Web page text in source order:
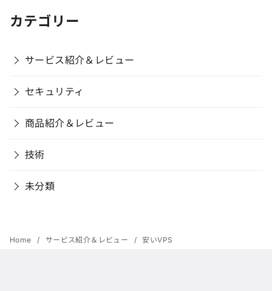
カテゴリー
サービス紹介＆レビュー
セキュリティ
商品紹介＆レビュー
技術
未分類
Home サービス紹介＆レビュー 安いVPS